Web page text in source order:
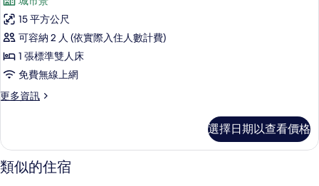
情
花
京
院
的
有
片
15 平方公尺
可容納 2 人 (依實際入住人數計費)
1 張標準雙人床
免費無線上網
更多資訊
更
院
的
詳
選擇日期以查看價格
類似的住宿